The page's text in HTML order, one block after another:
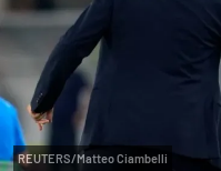
REUTERS/Matteo Ciambelli